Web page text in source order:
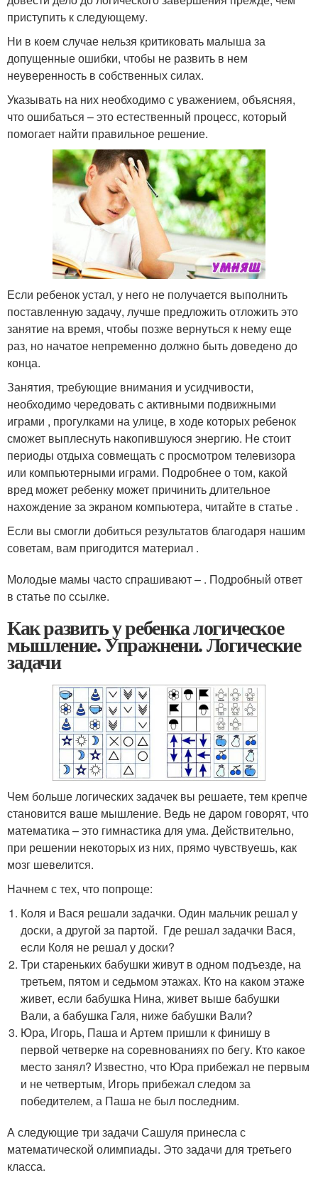
приступить к следующему.
Ни в коем случае нельзя критиковать малыша за
допущенные ошибки, чтобы не развить в нем
неуверенность в собственных силах.
Указывать на них необходимо с уважением, объясняя,
что ошибаться – это естественный процесс, который
помогает найти правильное решение.
Если ребенок устал, у него не получается выполнить
поставленную задачу, лучше предложить отложить это
занятие на время, чтобы позже вернуться к нему еще
раз, но начатое непременно должно быть доведено до
конца.
Занятия, требующие внимания и усидчивости,
необходимо чередовать с активными подвижными
играми , прогулками на улице, в ходе которых ребенок
сможет выплеснуть накопившуюся энергию. Не стоит
периоды отдыха совмещать с просмотром телевизора
или компьютерными играми. Подробнее о том, какой
вред может ребенку может причинить длительное
нахождение за экраном компьютера, читайте в статье .
Если вы смогли добиться результатов благодаря нашим
советам, вам пригодится материал .
Молодые мамы часто спрашивают – . Подробный ответ
в статье по ссылке.
Как развить у ребенка логическое
мышление. Упражнени. Логические
задачи
Чем больше логических задачек вы решаете, тем крепче
становится ваше мышление. Ведь не даром говорят, что
математика – это гимнастика для ума. Действительно,
при решении некоторых из них, прямо чувствуешь, как
мозг шевелится.
Начнем с тех, что попроще:
Коля и Вася решали задачки. Один мальчик решал у
доски, а другой за партой. Где решал задачки Вася,
если Коля не решал у доски?
Три стареньких бабушки живут в одном подъезде, на
третьем, пятом и седьмом этажах. Кто на каком этаже
живет, если бабушка Нина, живет выше бабушки
Вали, а бабушка Галя, ниже бабушки Вали?
Юра, Игорь, Паша и Артем пришли к финишу в
первой четверке на соревнованиях по бегу. Кто какое
место занял? Известно, что Юра прибежал не первым
и не четвертым, Игорь прибежал следом за
победителем, а Паша не был последним.
А следующие три задачи Сашуля принесла с
математической олимпиады. Это задачи для третьего
класса.